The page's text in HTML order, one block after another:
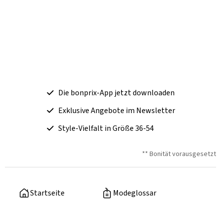
Die bonprix-App jetzt downloaden
Exklusive Angebote im Newsletter
Style-Vielfalt in Größe 36-54
** Bonität vorausgesetzt
Startseite
Modeglossar